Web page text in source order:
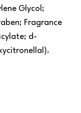
Glycol;
Fragrance
d-